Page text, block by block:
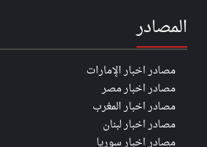
المصادر
مصادر اخبار الإمارات
مصادر اخبار مصر
مصادر اخبار المغرب
مصادر اخبار لبنان
مصادر اخبار سوريا